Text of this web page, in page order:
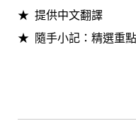
提供中文翻譯
隨手小記：精選重